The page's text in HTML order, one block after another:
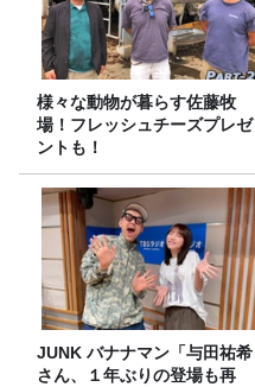
様々な動物が暮らす佐藤牧
場！フレッシュチーズプレゼ
ントも！
JUNK バナナマン「与田祐希
さん、１年ぶりの登場も再